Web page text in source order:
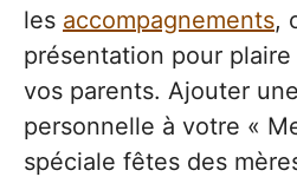
les accompagnements,
présentation pour
vos parents. Ajouter
personnelle à votre «
spéciale fêtes des